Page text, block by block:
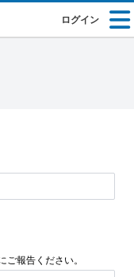
ログイン
報告ください。